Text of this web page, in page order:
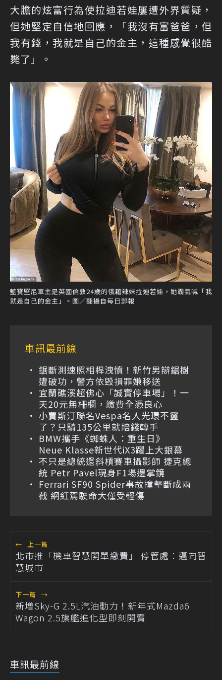
大膽的炫富行為使拉迪若娃屢遭外界質疑，
但她堅定自信地回應，「我沒有富爸爸，但
我有錢，我就是自己的金主，這種感覺很酷
斃了」。
藍寶堅尼車主是英國倫敦24歲的俄籍辣妹拉迪若娃，她霸氣喊「我
就是自己的金主」。圖／翻攝自每日郵報
車訊最前線
鋸斷測速照相桿洩憤！新竹男辯鋸樹
遭破功，警方依毀損罪嫌移送
宜蘭礁溪超佛心「誠實停車場」！一
天20元無柵欄，繳費全憑良心
小賈斯汀聯名Vespa名人光環不靈
了？只騎135公里就賠錢轉手
BMW攜手《蜘蛛人：重生日》
Neue Klasse新世代iX3躍上大銀幕
不只是總統還斜槓賽車攝影師 捷克總
統 Petr Pavel現身F1場邊掌鏡
Ferrari SF90 Spider事故撞擊斷成兩
截 網紅駕駛命大僅受輕傷
← 上一篇
北市推「機車智慧開單繳費」 停管處：邁向智
慧城市
下一篇 →
新增Sky-G 2.5L汽油動力！新年式Mazda6
Wagon 2.5旗艦進化型即刻開賣
車訊最前線